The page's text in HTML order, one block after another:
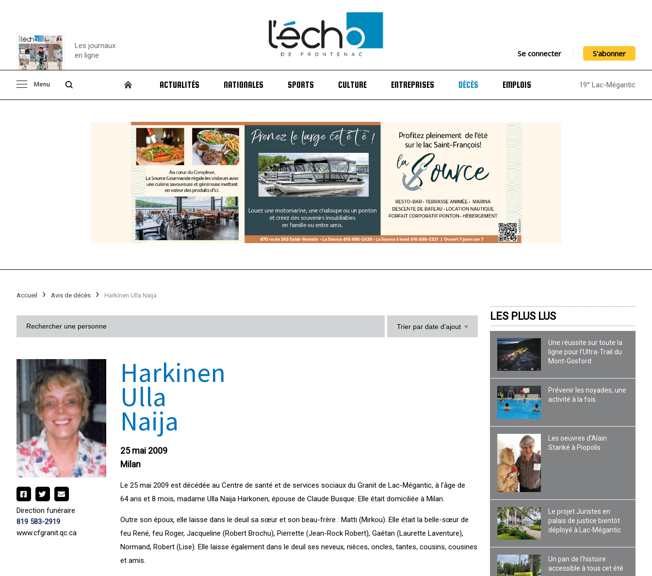
Consulter le
Les journaux
en ligne
Se connecter S'abonner
Menu ACTUALITÉS NATIONALES SPORTS CULTURE ENTREPRISES DÉCÈS EMPLOIS 19° Lac-Mégantic
Accueil Avis de décès Harkinen Ulla Naija
Trier par date d'ajout
Direction funéraire
819 583-2919
www.cfgranit.qc.ca
Harkinen
Ulla
Naija
25 mai 2009
Milan
Le 25 mai 2009 est décédée au Centre de santé et de services sociaux du Granit de Lac-Mégantic, à l’âge de
64 ans et 8 mois, madame Ulla Naija Harkonen, épouse de Claude Busque. Elle était domiciliée à Milan.
Outre son époux, elle laisse dans le deuil sa sœur et son beau-frère : Matti (Mirkou). Elle était la belle-sœur de
feu René, feu Roger, Jacqueline (Robert Brochu), Pierrette (Jean-Rock Robert), Gaétan (Laurette Laventure),
Normand, Robert (Lise). Elle laisse également dans le deuil ses neveux, nièces, oncles, tantes, cousins, cousines
et amis.
LES PLUS LUS
Une réussite sur toute la
ligne pour l’Ultra-Trail du
Mont-Gosford
Prévenir les noyades, une
activité à la fois
Les oeuvres d’Alain
Stanké à Piopolis
Le projet Juristes en
palais de justice bientôt
déployé à Lac-Mégantic
Un pan de l’histoire
accessible à tous cet été